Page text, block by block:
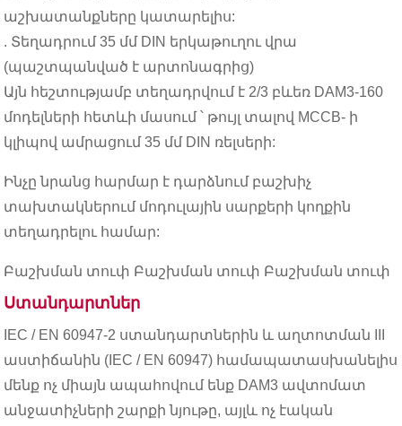
աշխատանքները կատարելիս:
. Տեղադրում 35 մմ DIN երկաթուղու վրա
(պաշտպանված է արտոնագրից)
Այն հեշտությամբ տեղադրվում է 2/3 բևեռ DAM3-160
մոդելների հետևի մասում ՝ թույլ տալով MCCB- ի
կլիպով ամրացում 35 մմ DIN ռելսերի:
Ինչը նրանց հարմար է դարձնում բաշխիչ
տախտակներում մոդուլային սարքերի կողքին
տեղադրելու համար:
Բաշխման տուփ Բաշխման տուփ Բաշխման տուփ
Ստանդարտներ
IEC / EN 60947-2 ստանդարտներին և աղտոտման III
աստիճանին (IEC / EN 60947) համապատասխանելիս
մենք ոչ միայն ապահովում ենք DAM3 ավտոմատ
անջատիչների շարքի նյութը, այլև ոչ էական